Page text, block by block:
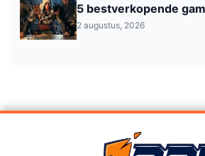
5 bestverkopende
in België
2 augustus, 2026